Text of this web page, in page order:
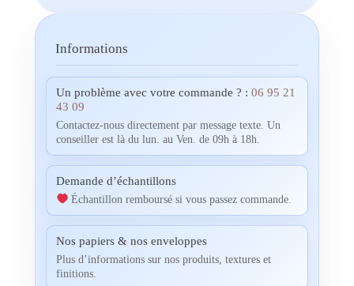
Informations
Un problème avec votre commande ? : 06 95 21
43 09
Contactez-nous directement par message texte. Un
conseiller est là du lun. au Ven. de 09h à 18h.
Demande d’échantillons
Échantillon remboursé si vous passez commande.
Nos papiers & nos enveloppes
Plus d’informations sur nos produits, textures et
finitions.